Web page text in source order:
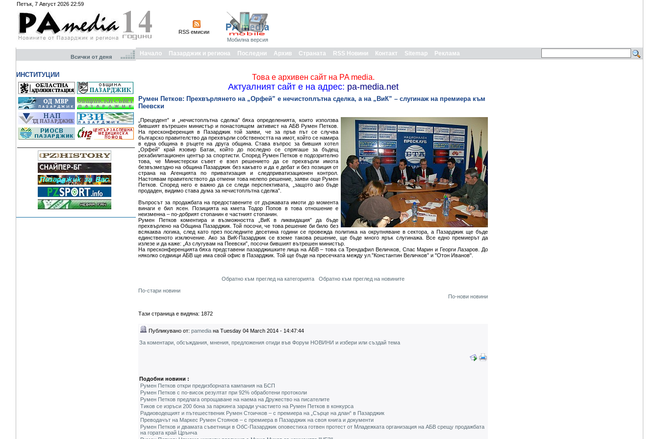
Петък, 7 Август 2026 22:59
RSS емисии
Мобилна версия
Всички от деня
ИНСТИТУЦИИ
Начало Пазарджик и региона Последни Архив Страната RSS Новини Контакт Sitemap Реклама
Това е архивен сайт на PA media.
Актуалният сайт е на адрес: pa-media.net
Румен Петков: Прехвърлянето на „Орфей” е нечистоплътна сделка, а на „ВиК” – слугинаж на премиера към
Пеевски
„Прецедент” и „нечистоплътна сделка” бяха определенията, които използва
бившият вътрешен министър и понастоящем активист на АБВ Румен Петков.
На пресконференция в Пазарджик той заяви, че за пръв път се случва
българско правителство да прехвърли собствеността на имот, който се намира
в една община в ръцете на друга община. Става въпрос за бившия хотел
„Орфей” край язовир Батак, който до последно се спрягаше за бъдещ
рехабилитационен център за спортисти. Според Румен Петков е подозрително
това, че Министерски съвет е взел решението да се прехвърли имота
безвъзмездно на община Пазарджик без какъвто и да е дебат и без позиция от
страна на Агенцията по приватизация и следприватизационен контрол.
Настоявам правителството да отмени това нелепо решение, заяви още Румен
Петков. Според него е важно да се следи перспективата, „защото ако бъде
продаден, видимо става дума за нечистоплътна сделка”.
Въпросът за продажбата на предоставените от държавата имоти до момента
винаги е бил ясен. Позицията на кмета Тодор Попов в това отношение е
неизменна – по-добрият стопанин е частният стопанин.
Румен Петков коментира и възможността „ВиК в ликвидация” да бъде
прехвърлено на Община Пазарджик. Той посочи, че това решение би било без
всякаква логика, след като през последните десетина години се провежда политика на окрупняване в сектора, а Пазарджик ще бъде
единственото изключение. Ако за ВиК-Пазарджик се вземе такова решение, ще бъде много ярък слугинажа. Все едно премиерът да
излезе и да каже: „Аз слугувам на Пеевски”, посочи бившият вътрешен министър.
На пресконференцията бяха представени пазарджишките лица на АБВ – това са Трендафил Величков, Спас Марин и Георги Лазаров. До
няколко седмици АБВ ще има свой офис в Пазарджик. Той ще бъде на пресечката между ул.”Константин Величков” и "Отон Иванов".
Обратно към преглед на категорията
Обратно към преглед на новините
По-стари новини
По-нови новини
Тази страница е видяна: 1872
Публикувано от: pamedia на Tuesday 04 March 2014 - 14:47:44
За коментари, обсъждания, мнения, предложения отиди във Форум НОВИНИ и избери или създай тема
Подобни новини :
Румен Петков откри предизборната кампания на БСП
Румен Петков с по-висок резултат при 92% обработени протоколи
Румен Петков предлага опрощаване на наема на Дружество на писателите
Тиков се изръси 200 бона за паркинга заради участието на Румен Петков в конкурса
Радиоводещият и пътешественик Румен Стоичков – с премиера на „Сърце на длан“ в Пазарджик
Преводачът на Маркес Румен Стоянов – с премиера в Пазарджик на своя книга и документи
Румен Петков и двамата съветници в ОбС-Пазарджик оповестиха готвен протест от Младежката организация на АБВ срещу продажбата
на гората край Црънча